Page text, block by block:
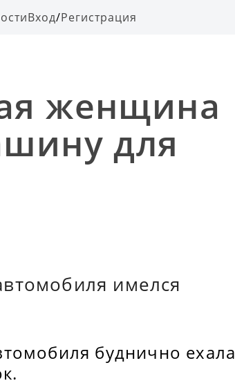
Вход/Регистрация
женщина
для
имелся
буднично ехала